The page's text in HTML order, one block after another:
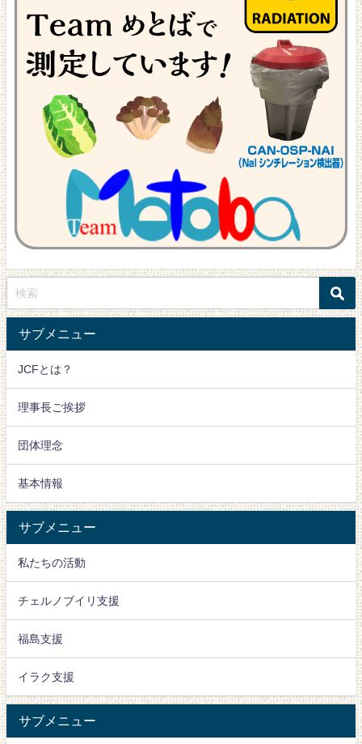
サブメニュー
JCFとは？
理事長ご挨拶
団体理念
基本情報
サブメニュー
私たちの活動
チェルノブイリ支援
福島支援
イラク支援
サブメニュー